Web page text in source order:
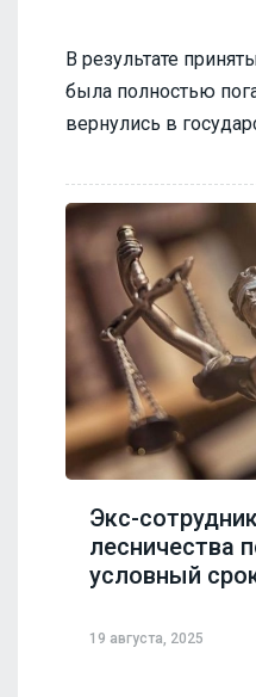
В результате
была полностью
вернулись в
Экс-
лесничества
условный
19 августа, 2025